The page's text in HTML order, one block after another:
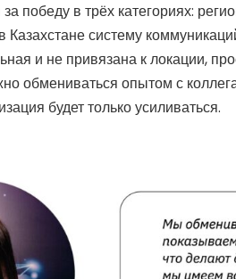
победу в трёх категориях:
Казахстане систему
и не привязана к локации,
обмениваться опытом с
будет только усиливаться.